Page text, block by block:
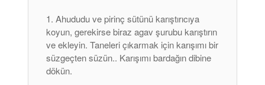
Ahududu ve pirinç sütünü karıştırıcıya
koyun, gerekirse biraz agav şurubu karıştırın
ve ekleyin. Taneleri çıkarmak için karışımı bir
süzgeçten süzün.. Karışımı bardağın dibine
dökün.